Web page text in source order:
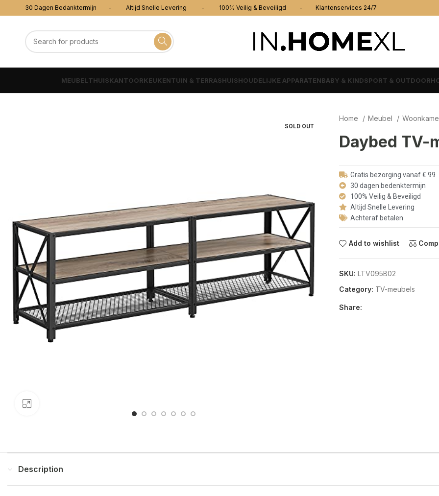
30 Dagen Bedanktermijn - Altijd Snelle Levering - 100% Veilig & Beveiligd - Klantenservices 24/7
MEUBEL THUISKANTOORKEUKENTUIN & TERRASHUISHOUDELIJKE APPARATENBABY & KINDSPORT & OUTDOOR
SOLD OUT
Home Meubel
Daybed TV-
Gratis bezorging vanaf € 99
30 dagen bedenktermijn
100% Veilig & Beveiligd
Altijd Snelle Levering
Achteraf betalen
Add to wishlist
SKU: LTV095B02
Category: TV-meubels
Share:
Description